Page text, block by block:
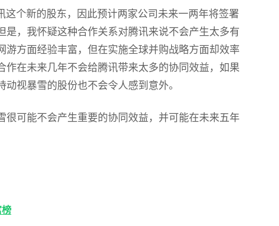
这个新的股东，因此预计两家公司未来一两年将签署
是，我怀疑这种合作关系对腾讯来说不会产生太多有
游方面经验丰富，但在实施全球并购战略方面却效率
作在未来几年不会给腾讯带来太多的协同效益，如果
视暴雪的股份也不会令人感到意外。
很可能不会产生重要的协同效益，并可能在未来五年